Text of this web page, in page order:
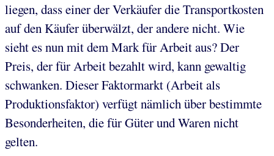
liegen, dass einer der Verkäufer die Transportkosten
auf den Käufer überwälzt, der andere nicht. Wie
sieht es nun mit dem Mark für Arbeit aus? Der
Preis, der für Arbeit bezahlt wird, kann gewaltig
schwanken. Dieser Faktormarkt (Arbeit als
Produktionsfaktor) verfügt nämlich über bestimmte
Besonderheiten, die für Güter und Waren nicht
gelten.